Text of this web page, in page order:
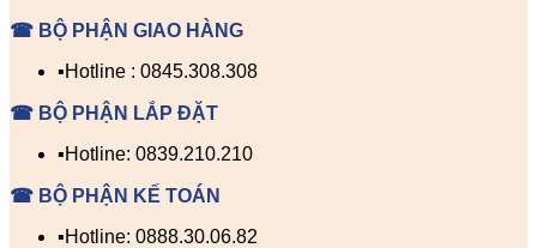
☎ BỘ PHẬN GIAO HÀNG
▪️Hotline : 0845.308.308
☎ BỘ PHẬN LẮP ĐẶT
▪️Hotline: 0839.210.210
☎ BỘ PHẬN KẾ TOÁN
▪️Hotline: 0888.30.06.82